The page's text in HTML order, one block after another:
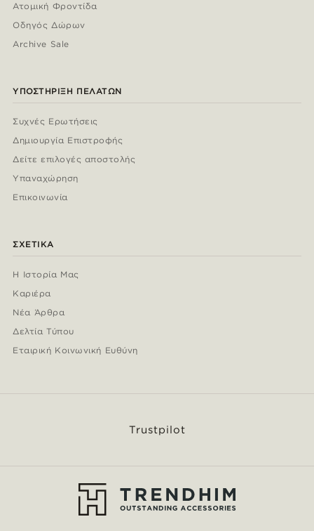
Ατομική Φροντίδα
Οδηγός Δώρων
Archive Sale
ΥΠΟΣΤΉΡΙΞΗ ΠΕΛΑΤΏΝ
Συχνές Ερωτήσεις
Δημιουργία Επιστροφής
Δείτε επιλογές αποστολής
Υπαναχώρηση
Επικοινωνία
ΣΧΕΤΙΚΆ
Η Ιστορία Μας
Καριέρα
Νέα Άρθρα
Δελτία Τύπου
Εταιρική Κοινωνική Ευθύνη
Trustpilot